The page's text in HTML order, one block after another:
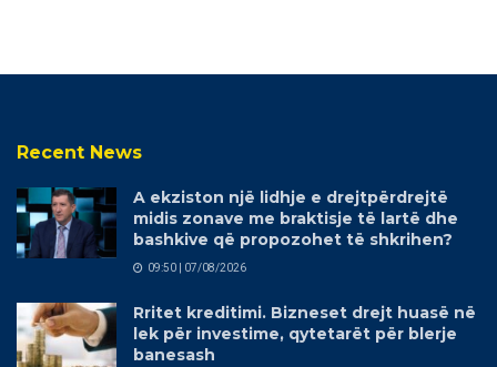
Recent News
A ekziston një lidhje e drejtpërdrejtë
midis zonave me braktisje të lartë dhe
bashkive që propozohet të shkrihen?
09:50 | 07/08/2026
Rritet kreditimi. Bizneset drejt huasë në
lek për investime, qytetarët për blerje
banesash